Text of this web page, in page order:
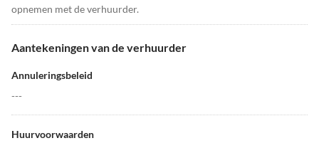
opnemen met de verhuurder.
Aantekeningen van de verhuurder
Annuleringsbeleid
---
Huurvoorwaarden